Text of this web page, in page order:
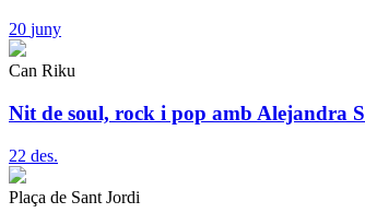
20 juny
Can Riku
Nit de soul, rock i pop amb Alejandra
22 des.
Plaça de Sant Jordi